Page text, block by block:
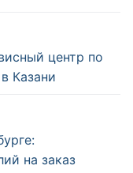
центр по
Казани
на заказ